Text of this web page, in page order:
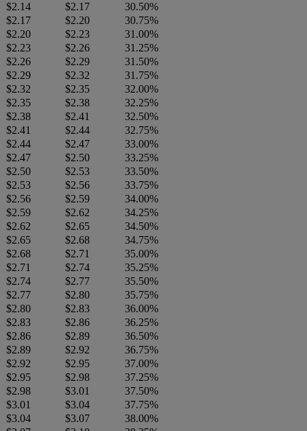
$2.14
$2.17
30.50%
$2.17
$2.20
30.75%
$2.20
$2.23
31.00%
$2.23
$2.26
31.25%
$2.26
$2.29
31.50%
$2.29
$2.32
31.75%
$2.32
$2.35
32.00%
$2.35
$2.38
32.25%
$2.38
$2.41
32.50%
$2.41
$2.44
32.75%
$2.44
$2.47
33.00%
$2.47
$2.50
33.25%
$2.50
$2.53
33.50%
$2.53
$2.56
33.75%
$2.56
$2.59
34.00%
$2.59
$2.62
34.25%
$2.62
$2.65
34.50%
$2.65
$2.68
34.75%
$2.68
$2.71
35.00%
$2.71
$2.74
35.25%
$2.74
$2.77
35.50%
$2.77
$2.80
35.75%
$2.80
$2.83
36.00%
$2.83
$2.86
36.25%
$2.86
$2.89
36.50%
$2.89
$2.92
36.75%
$2.92
$2.95
37.00%
$2.95
$2.98
37.25%
$2.98
$3.01
37.50%
$3.01
$3.04
37.75%
$3.04
$3.07
38.00%